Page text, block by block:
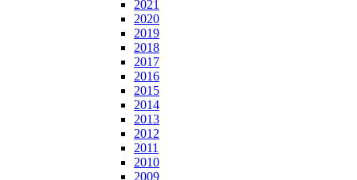
2021
2020
2019
2018
2017
2016
2015
2014
2013
2012
2011
2010
2009